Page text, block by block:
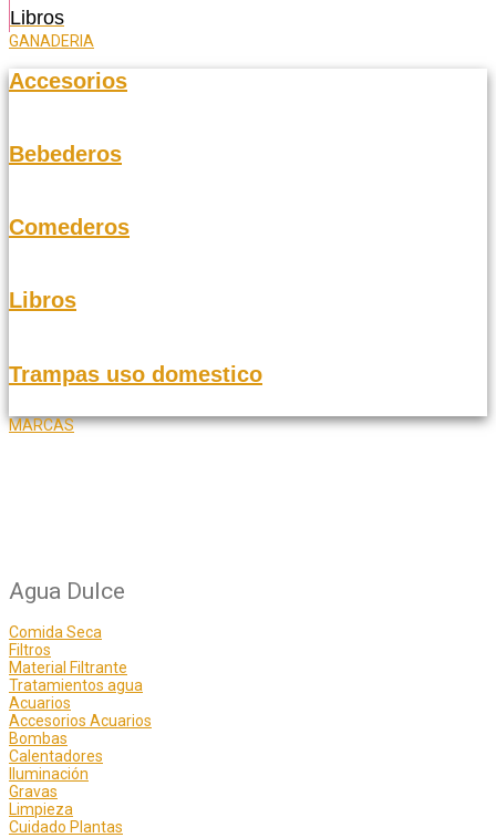
Libros
GANADERIA
Accesorios
Bebederos
Comederos
Libros
Trampas uso domestico
MARCAS
Agua Dulce
Comida Seca
Filtros
Material Filtrante
Tratamientos agua
Acuarios
Accesorios Acuarios
Bombas
Calentadores
Iluminación
Gravas
Limpieza
Cuidado Plantas